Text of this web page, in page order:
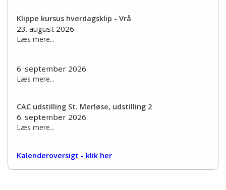
Klippe kursus hverdagsklip - Vrå
23. august 2026
Læs mere...
6. september 2026
Læs mere...
CAC udstilling St. Merløse, udstilling 2
6. september 2026
Læs mere...
Kalenderoversigt - klik her